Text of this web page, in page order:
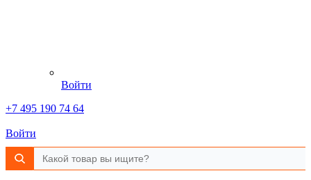
Войти
+7 495 190 74 64
Войти